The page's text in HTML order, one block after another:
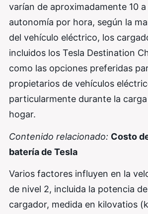
varían de aproximadamente 10
autonomía por hora, según la
del vehículo eléctrico, los
incluidos los Tesla Destination
como las opciones preferidas
propietarios de vehículos
particularmente durante la
hogar.
Contenido relacionado: Costo
batería de Tesla
Varios factores influyen en la
de nivel 2, incluida la potencia
cargador, medida en kilovatios